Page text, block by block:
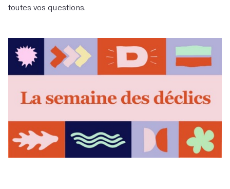
toutes vos questions.